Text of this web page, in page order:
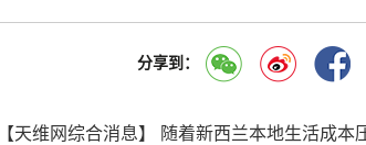
分享到：
【天维网综合消息】 随着新西兰本地生活成